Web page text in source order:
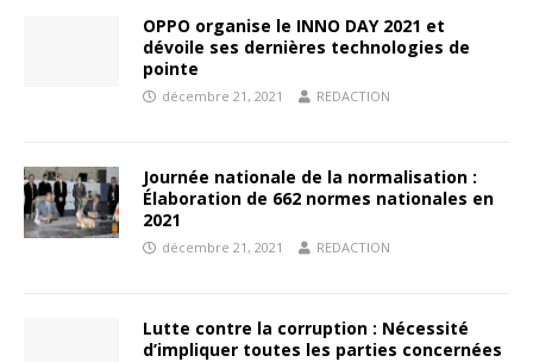
OPPO organise le INNO DAY 2021 et
dévoile ses dernières technologies de
pointe
décembre 21, 2021 REDACTION
Journée nationale de la normalisation :
Élaboration de 662 normes nationales en
2021
décembre 21, 2021 REDACTION
Lutte contre la corruption : Nécessité
d’impliquer toutes les parties concernées